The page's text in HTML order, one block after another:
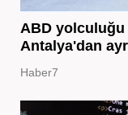
ABD yolculuğu
Antalya'dan
Haber7